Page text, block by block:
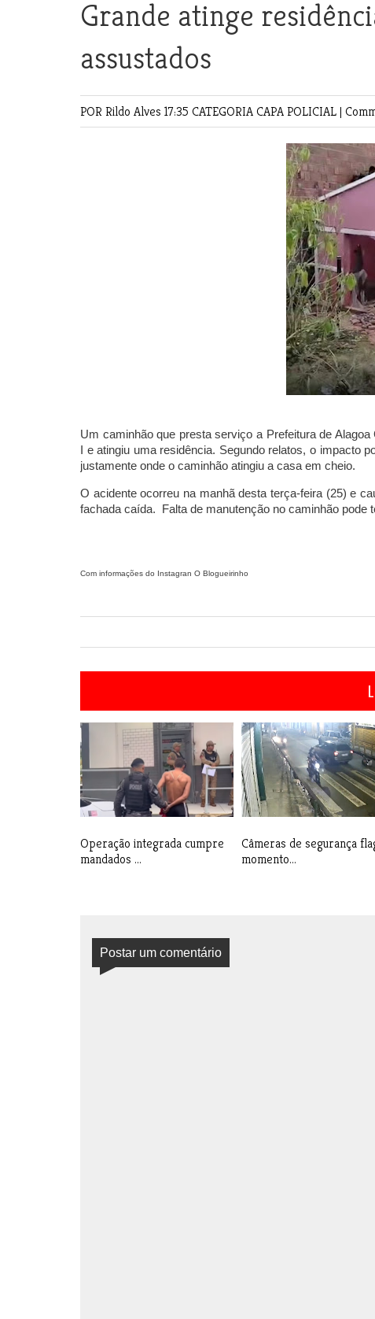
Grande atinge
assustados
POR Rildo Alves 17:35 CATEGORIACAPAPOLICIAL|
Um caminhão que presta serviço a Prefeitura de
I e atingiu uma residência. Segundo relatos, o impacto
justamente onde o caminhão atingiu a casa em cheio.
O acidente ocorreu na manhã desta terça-feira (25) e
fachada caída. Falta de manutenção no caminhão pode
Com informações do Instagran O Blogueirinho
Operação integrada cumpre
mandados ...
Câmeras de segurança
momento...
Postar um comentário